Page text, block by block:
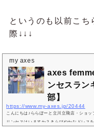
というのも以前こち
際↓↓↓
my axes
axes
ンセスラン
部】
https://www.my-axes.jp/20444
こんにちは♪ららぽーと立川立飛店・ショ
リンセスはいますか？きらびやかなドレス